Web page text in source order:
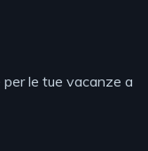
per le tue vacanze a